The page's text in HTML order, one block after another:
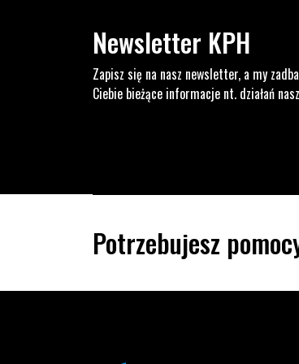
Newsletter KPH
Zapisz się na nasz newsletter, a my
Ciebie bieżące informacje nt. działań
Potrzebujesz